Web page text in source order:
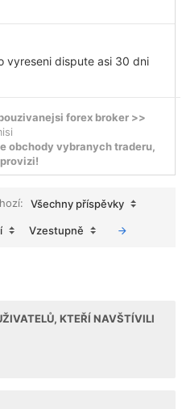
vyreseni dispute asi 30 dni
forex broker >>
obchody vybranych traderu,
Všechny příspěvky
Vzestupně
KTEŘÍ NAVŠTÍVILI